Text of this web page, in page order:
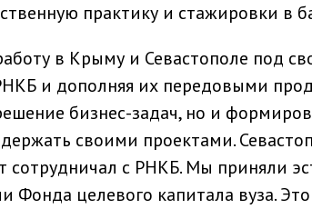
практику и стажировки в
в Крыму и Севастополе под
и дополняя их передовыми
бизнес-задач, но и
своими проектами.
сотрудничал с РНКБ. Мы приняли
Фонда целевого капитала вуза.